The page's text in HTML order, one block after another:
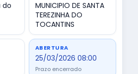
do
MUNICIPIO DE SANTA
TEREZINHA DO
TOCANTINS
ABERTURA
25/03/2026 08:00
Prazo encerrado